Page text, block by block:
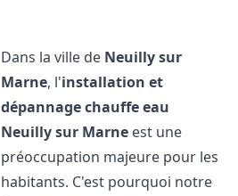
Dans la ville de Neuilly sur
Marne, l'installation et
dépannage chauffe eau
Neuilly sur Marne est une
préoccupation majeure pour les
habitants. C'est pourquoi notre